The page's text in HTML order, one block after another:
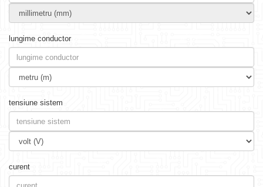
lungime conductor
tensiune sistem
curent